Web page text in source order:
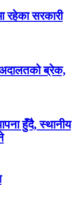
रहेका सरकारी
अदालतको ब्रेक,
हुँदै, स्थानीय